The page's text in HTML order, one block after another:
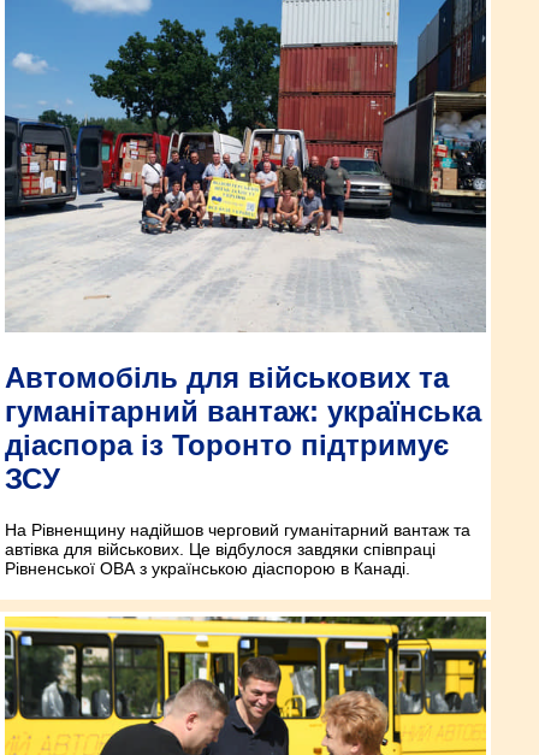
Автомобіль для військових та
гуманітарний вантаж: українська
діаспора із Торонто підтримує
ЗСУ
На Рівненщину надійшов черговий гуманітарний вантаж та
автівка для військових. Це відбулося завдяки співпраці
Рівненської ОВА з українською діаспорою в Канаді.